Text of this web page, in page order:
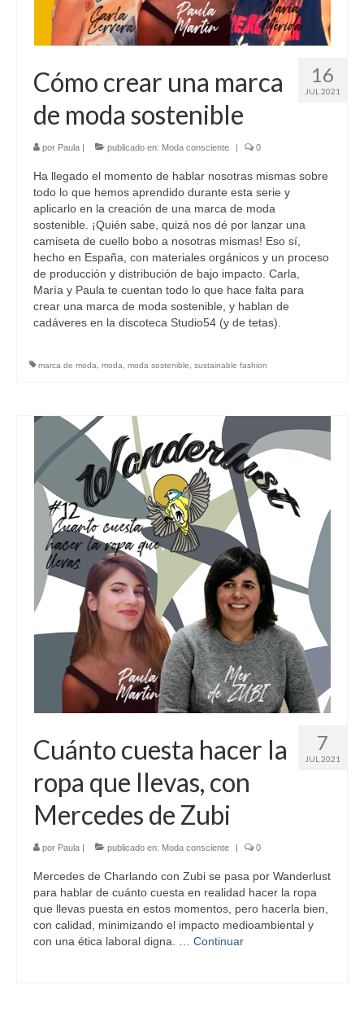
16
JUL 2021
Cómo crear una marca
de moda sostenible
por Paula publicado en: Moda consciente 0
Ha llegado el momento de hablar nosotras mismas sobre
todo lo que hemos aprendido durante esta serie y
aplicarlo en la creación de una marca de moda
sostenible. ¡Quién sabe, quizá nos dé por lanzar una
camiseta de cuello bobo a nosotras mismas! Eso sí,
hecho en España, con materiales orgánicos y un proceso
de producción y distribución de bajo impacto. Carla,
María y Paula te cuentan todo lo que hace falta para
crear una marca de moda sostenible, y hablan de
cadáveres en la discoteca Studio54 (y de tetas).
marca de moda, moda, moda sostenible, sustainable fashion
7
JUL 2021
Cuánto cuesta hacer la
ropa que llevas, con
Mercedes de Zubi
por Paula publicado en: Moda consciente 0
Mercedes de Charlando con Zubi se pasa por Wanderlust
para hablar de cuánto cuesta en realidad hacer la ropa
que llevas puesta en estos momentos, pero hacerla bien,
con calidad, minimizando el impacto medioambiental y
con una ética laboral digna. … Continuar